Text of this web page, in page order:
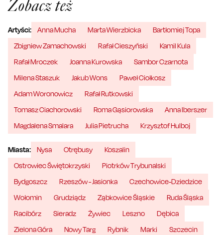
Zobacz też
Artyści: Anna Mucha Marta Wierzbicka
Bartłomiej Topa
Zbigniew Zamachowski
Rafał Cieszyński
Kamil Kula
Rafał Mroczek
Joanna Kurowska
Sambor Czarnota
Milena Staszuk
Jakub Wons
Paweł Ciołkosz
Adam Woronowicz
Rafał Rutkowski
Tomasz Ciachorowski
Roma Gąsiorowska
Anna Iberszer
Magdalena Smalara
Julia Pietrucha Krzysztof Hulboj
Miasta: Nysa Otrębusy
Koszalin
Ostrowiec Świętokrzyski
Piotrków Trybunalski
Bydgoszcz
Rzeszów - Jasionka
Czechowice-Dziedzice
Wołomin
Grudziądz Ząbkowice Śląskie
Ruda Śląska
Racibórz
Sieradz Żywiec Leszno
Dębica
Zielona Góra
Nowy Targ Rybnik Marki
Szczecin